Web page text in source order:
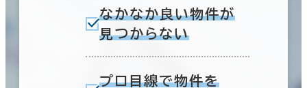
なかなか良い物件が
見つからない
プロ目線で物件を